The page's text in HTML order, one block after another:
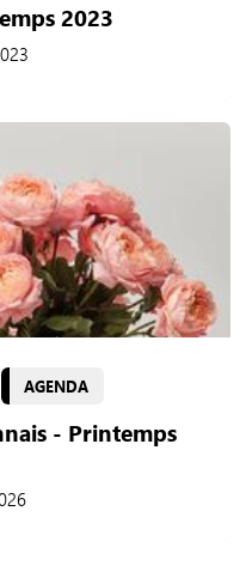
2023
AGENDA
- Printemps